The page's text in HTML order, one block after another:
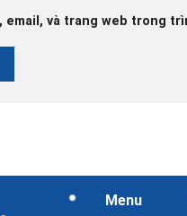
email, và trang web trong
Menu